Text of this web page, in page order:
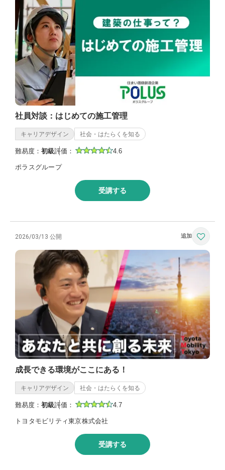
社員対談：はじめての施工管理
キャリアデザイン 社会・はたらくを知る
難易度： 初級評価： 4.6
ポラスグループ
受講する
2026/03/13 公開
成長できる環境がここにある！
キャリアデザイン 社会・はたらくを知る
難易度： 初級評価： 4.7
トヨタモビリティ東京株式会社
受講する